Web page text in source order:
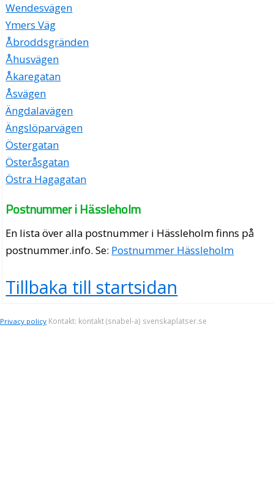
Wendesvägen
Ymers Väg
Åbroddsgränden
Åhusvägen
Åkaregatan
Åsvägen
Ängdalavägen
Ängslöparvägen
Östergatan
Österåsgatan
Östra Hagagatan
Postnummer i Hässleholm
En lista över alla postnummer i Hässleholm finns på
postnummer.info. Se: Postnummer Hässleholm
Tillbaka till startsidan
Privacy policy Kontakt: kontakt (snabel-a) svenskaplatser.se